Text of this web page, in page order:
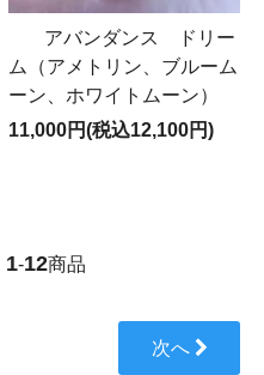
アバンダンス ドリー
ム（アメトリン、ブルーム
ーン、ホワイトムーン）
11,000円(税込12,100円)
1-12商品
次へ